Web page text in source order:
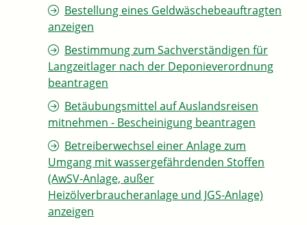
Bestellung eines Geldwäschebeauftragten
anzeigen
Bestimmung zum Sachverständigen für
Langzeitlager nach der Deponieverordnung
beantragen
Betäubungsmittel auf Auslandsreisen
mitnehmen - Bescheinigung beantragen
Betreiberwechsel einer Anlage zum
Umgang mit wassergefährdenden Stoffen
(AwSV-Anlage, außer
Heizölverbraucheranlage und JGS-Anlage)
anzeigen